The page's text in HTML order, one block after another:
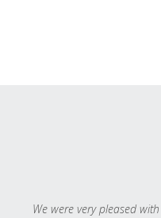
We were very pleased